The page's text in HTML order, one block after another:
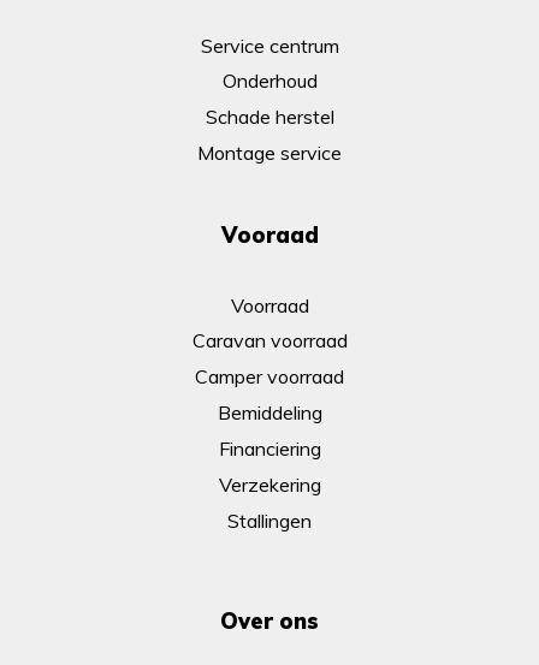
Service centrum
Onderhoud
Schade herstel
Montage service
Vooraad
Voorraad
Caravan voorraad
Camper voorraad
Bemiddeling
Financiering
Verzekering
Stallingen
Over ons